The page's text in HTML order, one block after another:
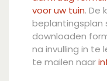
voor uw tuin. De
beplantingsplan
downloaden
na invulling in te
te mailen naar